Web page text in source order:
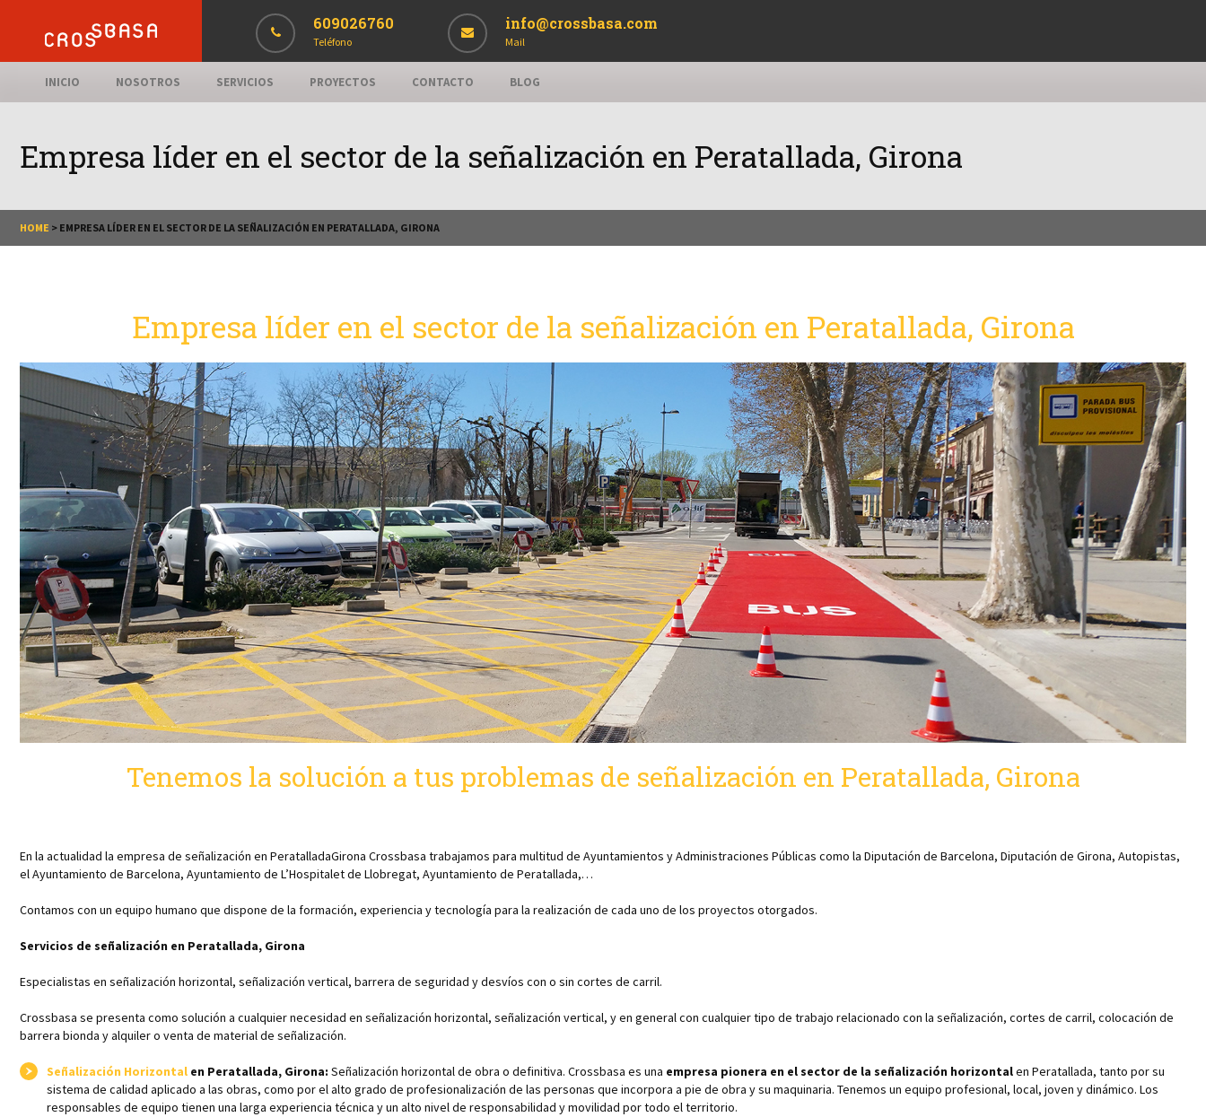
609026760
Teléfono
info@crossbasa.com
Mail
INICIO NOSOTROS SERVICIOS PROYECTOS CONTACTO BLOG
Empresa líder en el sector de la señalización en Peratallada, Girona
HOME > EMPRESA LÍDER EN EL SECTOR DE LA SEÑALIZACIÓN EN PERATALLADA, GIRONA
Empresa líder en el sector de la señalización en Peratallada, Girona
Tenemos la solución a tus problemas de señalización en Peratallada, Girona
En la actualidad la empresa de señalización en PeratalladaGirona Crossbasa trabajamos para multitud de Ayuntamientos y Administraciones Públicas como la Diputación de Barcelona, Diputación de Girona, Autopistas,
el Ayuntamiento de Barcelona, Ayuntamiento de L’Hospitalet de Llobregat, Ayuntamiento de Peratallada,…
Contamos con un equipo humano que dispone de la formación, experiencia y tecnología para la realización de cada uno de los proyectos otorgados.
Servicios de señalización en Peratallada, Girona
Especialistas en señalización horizontal, señalización vertical, barrera de seguridad y desvíos con o sin cortes de carril.
Crossbasa se presenta como solución a cualquier necesidad en señalización horizontal, señalización vertical, y en general con cualquier tipo de trabajo relacionado con la señalización, cortes de carril, colocación de
barrera bionda y alquiler o venta de material de señalización.
Señalización Horizontal en Peratallada, Girona: Señalización horizontal de obra o definitiva. Crossbasa es una empresa pionera en el sector de la señalización horizontalen Peratallada, tanto por su
sistema de calidad aplicado a las obras, como por el alto grado de profesionalización de las personas que incorpora a pie de obra y su maquinaria. Tenemos un equipo profesional, local, joven y dinámico. Los
responsables de equipo tienen una larga experiencia técnica y un alto nivel de responsabilidad y movilidad por todo el territorio.